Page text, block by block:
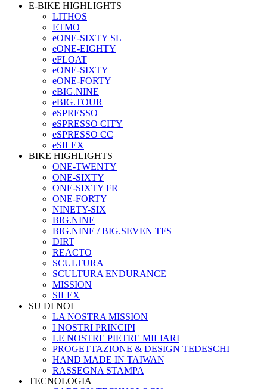
E-BIKE HIGHLIGHTS
LITHOS
ETMO
eONE-SIXTY SL
eONE-EIGHTY
eFLOAT
eONE-SIXTY
eONE-FORTY
eBIG.NINE
eBIG.TOUR
eSPRESSO
eSPRESSO CITY
eSPRESSO CC
eSILEX
BIKE HIGHLIGHTS
ONE-TWENTY
ONE-SIXTY
ONE-SIXTY FR
ONE-FORTY
NINETY-SIX
BIG.NINE
BIG.NINE / BIG.SEVEN TFS
DIRT
REACTO
SCULTURA
SCULTURA ENDURANCE
MISSION
SILEX
SU DI NOI
LA NOSTRA MISSION
I NOSTRI PRINCIPI
LE NOSTRE PIETRE MILIARI
PROGETTAZIONE & DESIGN TEDESCHI
HAND MADE IN TAIWAN
RASSEGNA STAMPA
TECNOLOGIA